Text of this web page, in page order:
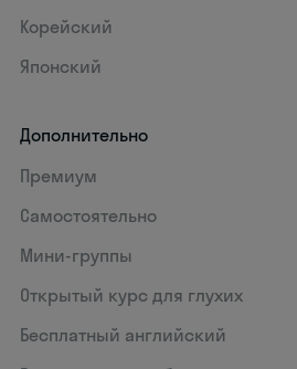
Корейский
Японский
Дополнительно
Премиум
Самостоятельно
Мини-группы
Открытый курс для глухих
Бесплатный английский